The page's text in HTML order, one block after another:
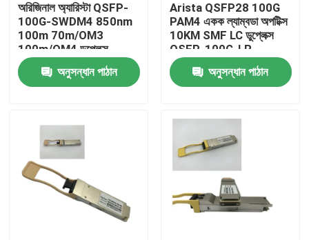
মান নিয়ন্ত্রণ
যোগাযোগ করুন
এনভিডিয়া এআই পণ্য
400G/800G অপটিক্যাল মডিউল
অরিজিনাল অ্যারিস্টা QSFP-
100G-SWDM4 850nm
100m 70m/OM3
100m/OM4 ডুপ্লেক্স
এমএমএফ ট্রান্সিভার
অনুসন্ধান পাঠান
Arista QSFP28 100G
PAM4 একক ল্যাম্বডা অপটিক্স
10KM SMF LC ডুপ্লেক্স
QSFP-100G-LR
অনুসন্ধান পাঠান